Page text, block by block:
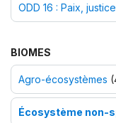
ODD 16 : Paix,
BIOMES
Agro-écosystèmes
Écosystème non-